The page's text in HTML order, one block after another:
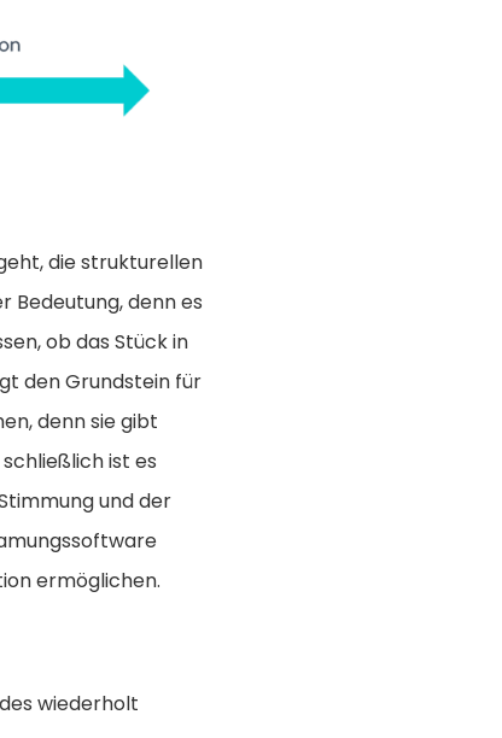
die strukturellen
Bedeutung, denn es
ob das Stück in
den Grundstein für
denn sie gibt
ist es
und der
ermöglichen.
wiederholt